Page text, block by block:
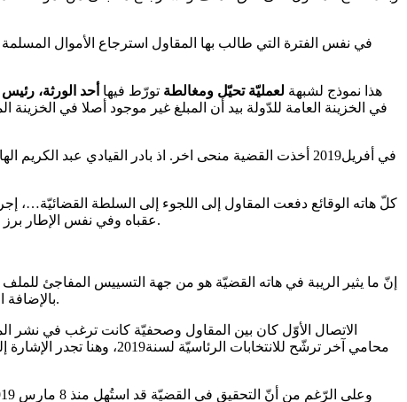
هذا نموذج لشبهة لعمليّة تحيّل ومغالطة تورّط فيها أحد الورثة،
في الخزينة العامة للدّولة بيد أن المبلغ غير موجود أصلا في
كلّ هاته الوقائع دفعت المقاول إلى اللجوء إلى السلطة القضائيّة…،
عقباه وفي نفس الإطار برز تسجيل صوتي لأحد عدول الإشهاد الّذّي كلّف بتحرير الاتفاق أثبت أنّ المقاول رفض كليّا مبدأ الإتّفاق وانّ الدعداع مستعد لإرجاع أموال الدّائن.
إنّ ما يثير الريبة في هاته القضيّة هو من جهة التسييس المفاجئ
بالإضافة الى هرع بعض قياديي الحركة الى التستّر على كلّ الأحداث التّي تمّ تناولها سابقا ومحاولة اخفاءها أو انكارها وان كان ثمن ذلك تزييف الحقائق.
الاتصال الأوّل كان بين المقاول وصحفيّة كانت ترغب في نشر
محامي آخر ترشّح